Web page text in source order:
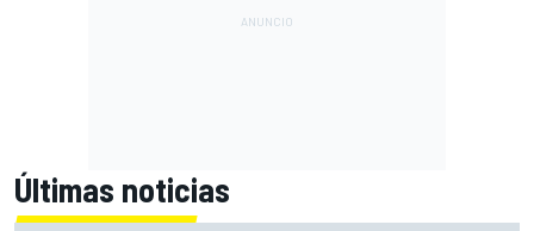
Últimas noticias